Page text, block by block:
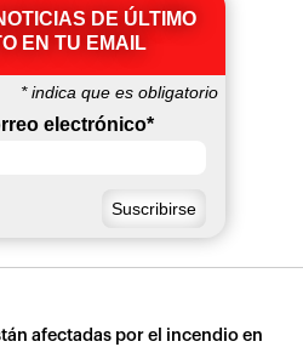
DE ÚLTIMO
EN TU EMAIL
*indica que es obligatorio
electrónico*
afectadas por el incendio en